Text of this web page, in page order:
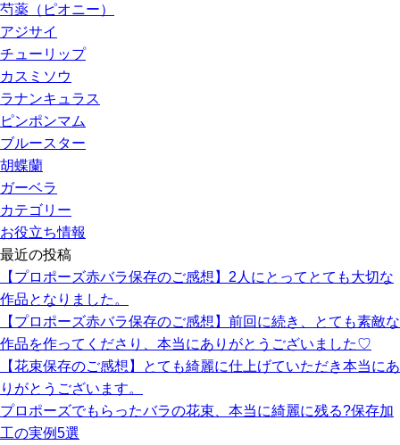
芍薬（ピオニー）
アジサイ
チューリップ
カスミソウ
ラナンキュラス
ピンポンマム
ブルースター
胡蝶蘭
ガーベラ
カテゴリー
お役立ち情報
最近の投稿
【プロポーズ赤バラ保存のご感想】2人にとってとても大切な
作品となりました。
【プロポーズ赤バラ保存のご感想】前回に続き、とても素敵な
作品を作ってくださり、本当にありがとうございました♡
【花束保存のご感想】とても綺麗に仕上げていただき本当にあ
りがとうございます。
プロポーズでもらったバラの花束、本当に綺麗に残る?保存加
工の実例5選